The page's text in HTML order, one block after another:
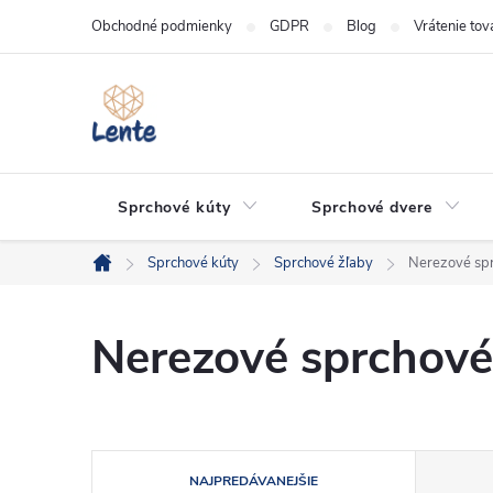
Obchodné podmienky GDPR Blog Vrátenie
Sprchové kúty Sprchové dvere
Domov
Sprchové kúty Sprchové žľaby Nerezové
Nerezové
NAJPREDÁVANEJŠIE